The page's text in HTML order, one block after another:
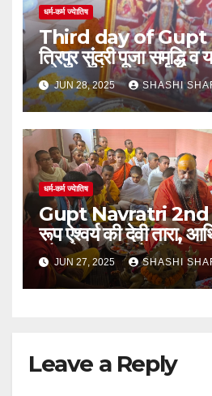
धर्म-कर्म ज्येातिष
Third day of Gupt
त्रिपुर सुंदरी पूजा समृद्धि व
की जाती हैः श्रीमहंत नारायण
JUN 28, 2025 SHASHI
धर्म-कर्म ज्येातिष
Gupt Navratri 2nd
रूप ऐश्वर्य की देवी तारा,
और मोक्ष दायनी हैंः-
महाराज।
JUN 27, 2025 SHASHI
Leave a Reply